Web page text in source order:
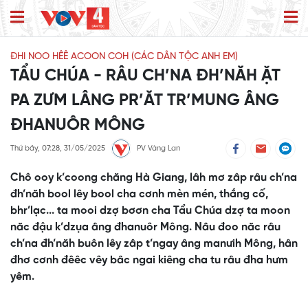
ĐHI NOO HÊÊ ACOON COH (CÁC DÂN TỘC ANH EM)
TẨU CHÚA - RÂU CH’NA ĐH’NĂH ẶT
PA ZƯM LÂNG PR’ĂT TR’MUNG ÂNG
ĐHANUÔR MÔNG
Thứ bảy, 07:28, 31/05/2025 PV Vàng Lan
Chô ooy k’coong chăng Hà Giang, lâh mơ zâp râu ch’na
đh’năh bool lêy bool cha cơnh mèn mén, thắng cố,
bhr’lạc... ta mooi dzợ bơơn cha Tẩu Chúa dzợ ta moon
năc đậu k’dzụa âng đhanuôr Mông. Nâu đoo năc râu
ch’na đh’năh buôn lêy zâp t’ngay âng manưih Mông, hân
đhơ cơnh đêêc vêy bâc ngai kiêng cha tu râu đha hưm
yêm.